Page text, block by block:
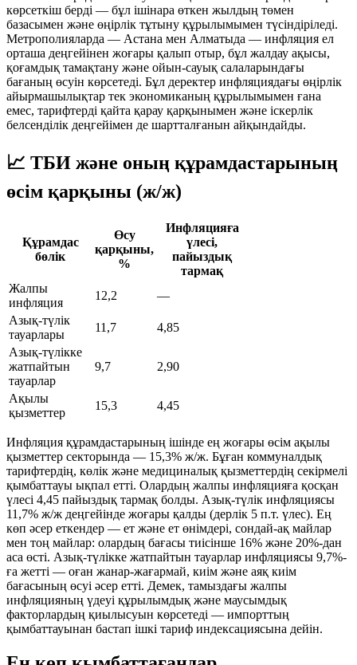
көрсеткіш берді — бұл ішінара өткен жылдың төмен
базасымен және өңірлік тұтыну құрылымымен түсіндіріледі.
Метрополияларда — Астана мен Алматыда — инфляция ел
орташа деңгейінен жоғары қалып отыр, бұл жалдау ақысы,
қоғамдық тамақтану және ойын-сауық салаларындағы
бағаның өсуін көрсетеді. Бұл деректер инфляциядағы өңірлік
айырмашылықтар тек экономиканың құрылымымен ғана
емес, тарифтерді қайта қарау қарқынымен және іскерлік
белсенділік деңгейімен де шартталғанын айқындайды.
📈 ТБИ және оның құрамдастарының
өсім қарқыны (ж/ж)
Құрамдас
бөлік
Өсу
қарқыны,
%
Инфляцияға
үлесі,
пайыздық
тармақ
Жалпы
инфляция
12,2
—
Азық-түлік
тауарлары
11,7
4,85
Азық-түлікке
жатпайтын
тауарлар
9,7 2,90
Ақылы
қызметтер
15,3 4,45
Инфляция құрамдастарының ішінде ең жоғары өсім ақылы
қызметтер секторында — 15,3% ж/ж. Бұған коммуналдық
тарифтердің, көлік және медициналық қызметтердің секірмелі
қымбаттауы ықпал етті. Олардың жалпы инфляцияға қосқан
үлесі 4,45 пайыздық тармақ болды. Азық-түлік инфляциясы
11,7% ж/ж деңгейінде жоғары қалды (дерлік 5 п.т. үлес). Ең
көп әсер еткендер — ет және ет өнімдері, сондай-ақ майлар
мен тоң майлар: олардың бағасы тиісінше 16% және 20%-дан
аса өсті. Азық-түлікке жатпайтын тауарлар инфляциясы 9,7%-
ға жетті — оған жанар-жағармай, киім және аяқ киім
бағасының өсуі әсер етті. Демек, тамыздағы жалпы
инфляцияның үдеуі құрылымдық және маусымдық
факторлардың қиылысуын көрсетеді — импорттың
қымбаттауынан бастап ішкі тариф индексациясына дейін.